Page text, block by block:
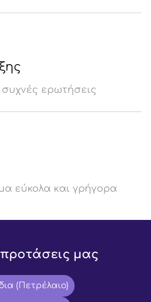
ερωτήσεις
εύκολα και γρήγορα
μας
(Πετρέλαιο)